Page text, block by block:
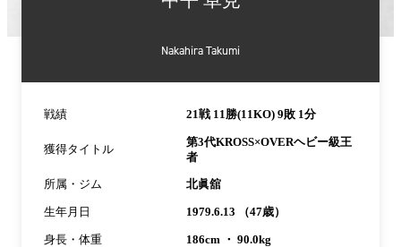
Nakahira Takumi
戦績 21戦 11勝(11KO) 9敗 1分
獲得タイトル
第3代KROSS×OVERヘビー級王
者
所属・ジム 北眞舘
生年月日 1979.6.13 （47歳）
身長・体重 186cm ・ 90.0kg